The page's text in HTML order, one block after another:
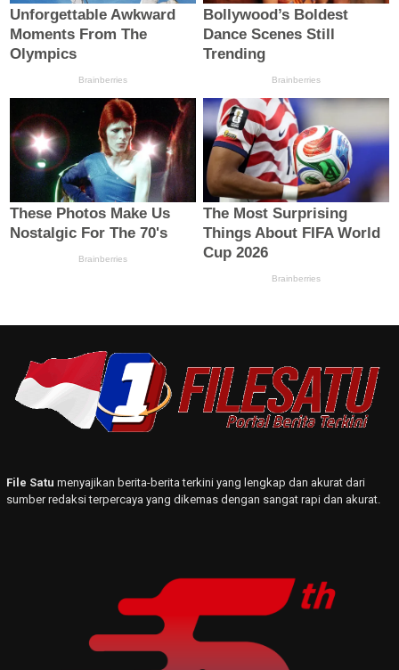
File Satu menyajikan berita-berita terkini yang lengkap dan akurat dari
sumber redaksi terpercaya yang dikemas dengan sangat rapi dan akurat.